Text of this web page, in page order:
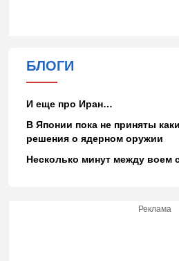
БЛОГИ
И еще про Иран…
В Японии пока не приняты
решения о ядерном оружии
Несколько минут между воем
Реклама